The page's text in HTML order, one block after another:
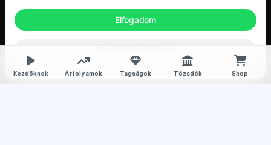
Kezdőknek Árfolyamok Tagságok Tőzsdék Shop
Elfogadom
Oldalak
Árfolyamok
Rólunk